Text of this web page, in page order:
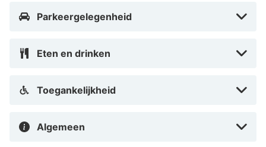
tuin zitten. Het hotel heeft ook een speelkamer voor de
Het hotel wordt omgeven door het Tofteskov-bos en is
Parkeergelegenheid
Eten en drinken
Toegankelijkheid
Algemeen